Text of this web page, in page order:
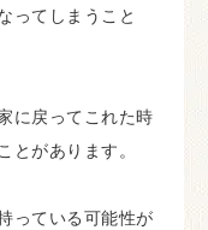
ってしまうこと
に戻ってこれた時
があります。
っている可能性が